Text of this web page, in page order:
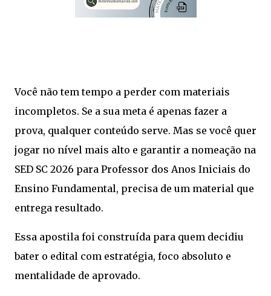
Você não tem tempo a perder com materiais
incompletos. Se a sua meta é apenas fazer a
prova, qualquer conteúdo serve. Mas se você quer
jogar no nível mais alto e garantir a nomeação na
SED SC 2026 para Professor dos Anos Iniciais do
Ensino Fundamental, precisa de um material que
entrega resultado.
Essa apostila foi construída para quem decidiu
bater o edital com estratégia, foco absoluto e
mentalidade de aprovado.